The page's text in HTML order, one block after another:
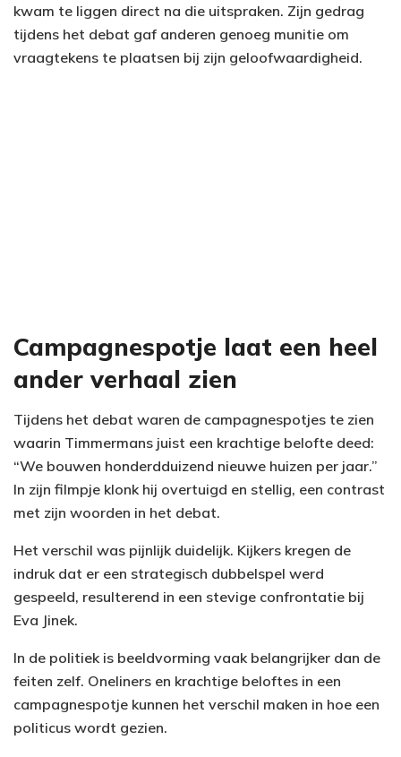
kwam te liggen direct na die uitspraken. Zijn gedrag
tijdens het debat gaf anderen genoeg munitie om
vraagtekens te plaatsen bij zijn geloofwaardigheid.
Campagnespotje laat een heel
ander verhaal zien
Tijdens het debat waren de campagnespotjes te zien
waarin Timmermans juist een krachtige belofte deed:
“We bouwen honderdduizend nieuwe huizen per jaar.”
In zijn filmpje klonk hij overtuigd en stellig, een contrast
met zijn woorden in het debat.
Het verschil was pijnlijk duidelijk. Kijkers kregen de
indruk dat er een strategisch dubbelspel werd
gespeeld, resulterend in een stevige confrontatie bij
Eva Jinek.
In de politiek is beeldvorming vaak belangrijker dan de
feiten zelf. Oneliners en krachtige beloftes in een
campagnespotje kunnen het verschil maken in hoe een
politicus wordt gezien.